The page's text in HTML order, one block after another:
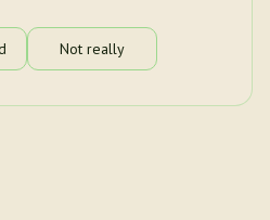
Not really